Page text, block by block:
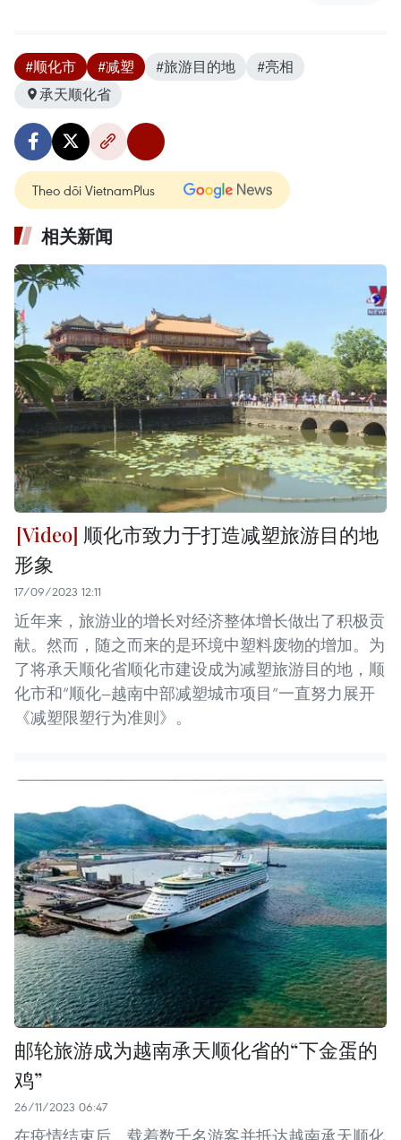
#顺化市 #减塑 #旅游目的地
#亮相
承天顺化省
Theo dõi VietnamPlus
相关新闻
顺化市致力于打造减塑旅游目的地
形象
17/09/2023 12:11
近年来，旅游业的增长对经济整体增长做出了积极贡
献。然而，随之而来的是环境中塑料废物的增加。为
了将承天顺化省顺化市建设成为减塑旅游目的地，顺
化市和“顺化—越南中部减塑城市项目”一直努力展开
《减塑限塑行为准则》。
邮轮旅游成为越南承天顺化省的“下金蛋的
鸡”
26/11/2023 06:47